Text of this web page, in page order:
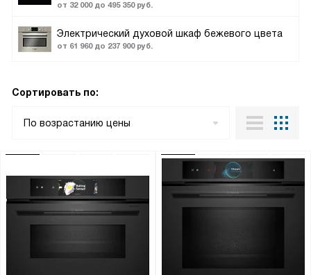
от 32 000 до 495 350 руб.
Электрический духовой шкаф бежевого цвета
от 61 960 до 237 900 руб.
Сортировать по:
По возрастанию цены